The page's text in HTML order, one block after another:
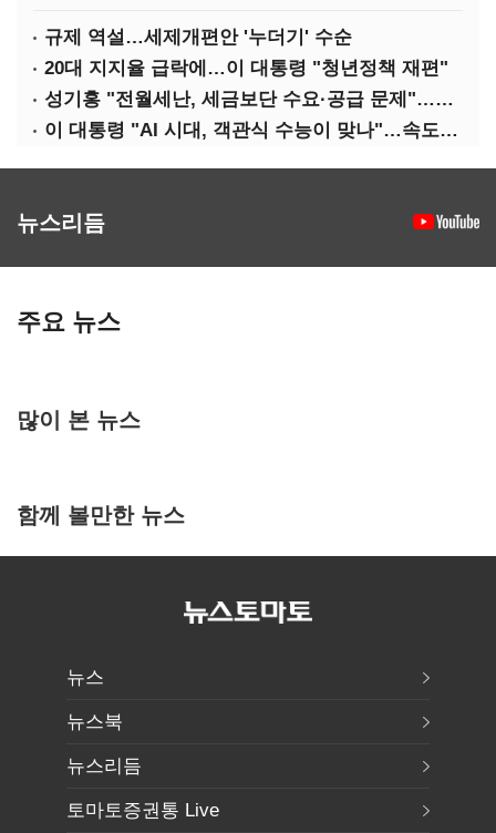
규제 역설…세제개편안 '누더기' 수순
20대 지지율 급락에…이 대통령 "청년정책 재편"
성기홍 "전월세난, 세금보단 수요·공급 문제"…닥공 시사
이 대통령 "AI 시대, 객관식 수능이 맞나"…속도전 '경계'
뉴스리듬
주요 뉴스
많이 본 뉴스
함께 볼만한 뉴스
뉴스
뉴스북
뉴스리듬
토마토증권통 Live